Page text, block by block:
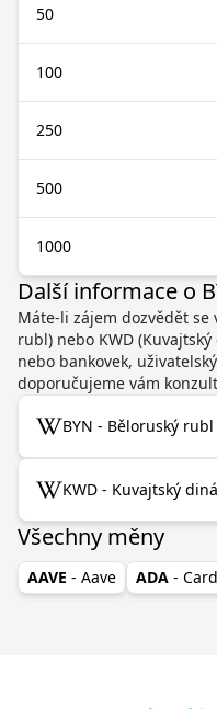
50
100
250
500
1000
Další informace o
Máte-li zájem dozvědět se
rubl) nebo KWD
nebo bankovek,
doporučujeme vám
BYN - Běloruský
KWD - Kuvajtský
Všechny měny
AAVE - Aave ADA -